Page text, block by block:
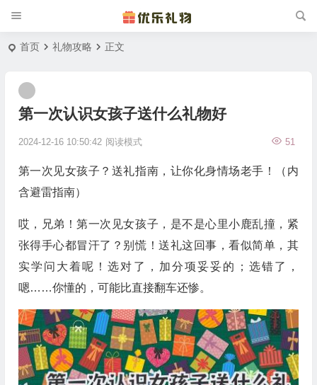
首页 礼物攻略 正文
第一次认识女孩子送什么礼物好
2024-12-16 10:50:42 51
阅读模式
第一次见女孩子？送礼指南，让你化身情场老手！（内
含避雷指南）
哎，兄弟！第一次见女孩子，是不是心里小鹿乱撞，紧
张得手心都冒汗了？别慌！送礼这回事，看似简单，其
实学问大着呢！选对了，加分项妥妥的；选错了，
嗯……你懂的，可能比直接翻车还惨。